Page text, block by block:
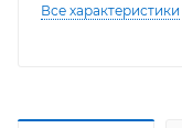
Все характеристики